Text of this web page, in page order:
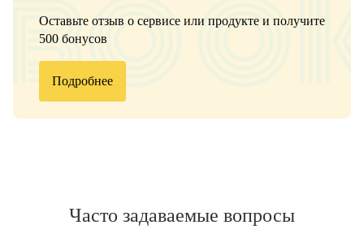
Оставьте отзыв о сервисе или продукте и получите
500 бонусов
Подробнее
Часто задаваемые вопросы